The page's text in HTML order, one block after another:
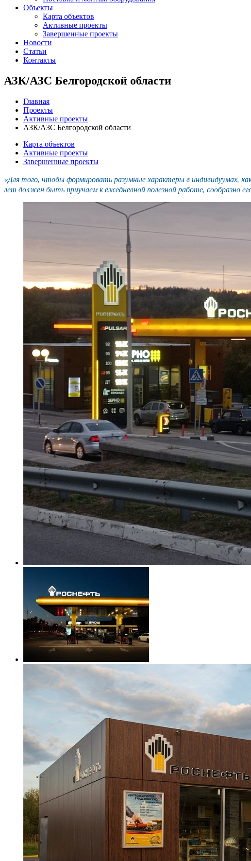
Объекты
Карта объектов
Активные проекты
Завершенные проекты
Новости
Статьи
Контакты
АЗК/АЗС Белгородской области
Главная
Проекты
Активные проекты
АЗК/АЗС Белгородской области
Карта объектов
Активные проекты
Завершенные проекты
«Для того, чтобы формировать разумные характеры в индивидуумах,
лет должен быть приучаем к ежедневной полезной работе, сообразно